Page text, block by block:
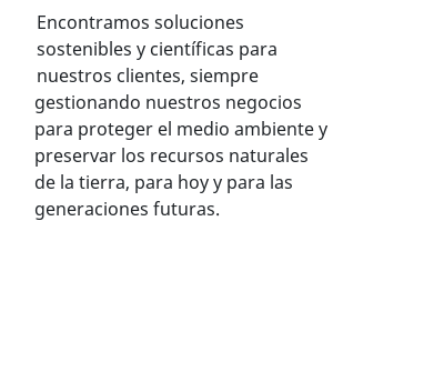
Encontramos soluciones
sostenibles y científicas para
nuestros clientes, siempre
gestionando nuestros negocios
para proteger el medio ambiente y
preservar los recursos naturales
de la tierra, para hoy y para las
generaciones futuras.